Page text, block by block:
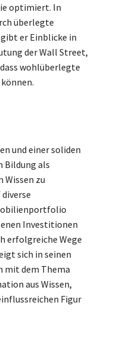
optimiert. In
überlegte
er Einblicke in
der Wall Street,
wohlüberlegte
und einer soliden
Bildung als
Wissen zu
Investitionen
erfolgreiche Wege
sich in seinen
mit dem Thema
aus Wissen,
Figur